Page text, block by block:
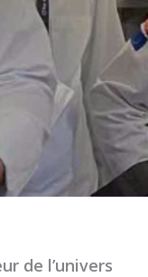
de l’univers